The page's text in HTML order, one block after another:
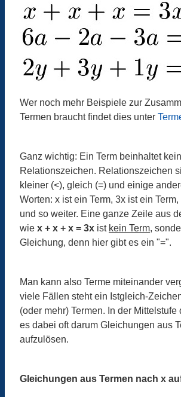
Wer noch mehr Beispiele zur
Termen braucht findet dies unter
Ganz wichtig: Ein Term beinhaltet
Relationszeichen. Relationszeichen
kleiner (<), gleich (=) und einige
Worten: x ist ein Term, 3x ist ein
und so weiter. Eine ganze Zeile aus
wie x + x + x = 3x ist kein Term,
Gleichung, denn hier gibt es ein "=".
Man kann also Terme miteinander
viele Fällen steht ein Istgleich-
(oder mehr) Termen. In der
es dabei oft darum Gleichungen aus
aufzulösen.
Gleichungen aus Termen nach x